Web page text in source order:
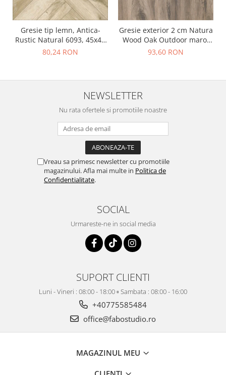
Gresie tip lemn, Antica-
Rustic Natural 6093, 45x45
cm, portelanata, bej, finisaj
80,24 RON
Gresie exterior 2 cm Natura
Wood Oak Outdoor maro,
0.73mp/cut
93,60 RON
NEWSLETTER
Nu rata ofertele si promotiile noastre
Vreau sa primesc newsletter cu promotiile
magazinului. Afla mai multe in Politica de
Confidentialitate.
SOCIAL
Urmareste-ne in social media
SUPORT CLIENTI
Luni - Vineri : 08:00 - 18:00 ▫️ Sambata : 08:00 - 16:00
+40775585484
office@fabostudio.ro
MAGAZINUL MEU